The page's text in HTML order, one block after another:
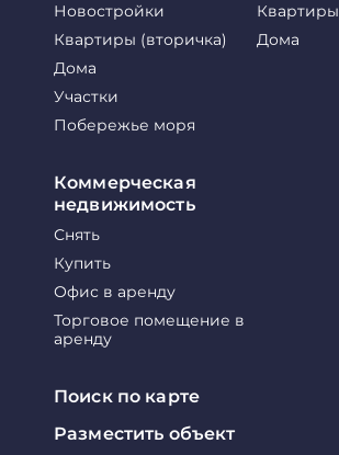
Новостройки
Квартиры (вторичка)
Дома
Участки
Побережье моря
Квартиры
Дома
Коммерческая
недвижимость
Снять
Купить
Офис в аренду
Торговое помещение в
аренду
Поиск по карте
Разместить объект